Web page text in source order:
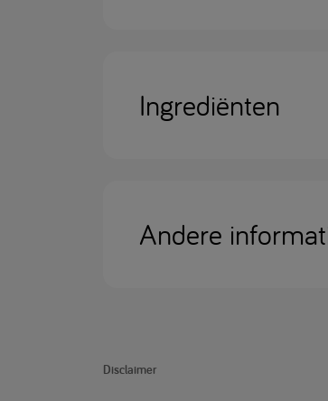
Ingrediënten
Andere
Disclaimer